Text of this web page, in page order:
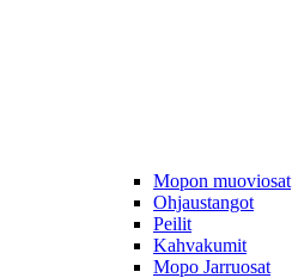
Mopon muoviosat
Ohjaustangot
Peilit
Kahvakumit
Mopo Jarruosat